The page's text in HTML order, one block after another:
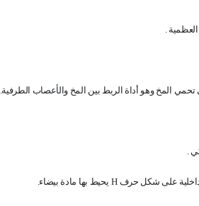
.
المخ وهو أداة الربط بين المخ والأعصاب الطرفية.
.
داخلية على شكل حرف H يحيط بها مادة بيضاء.